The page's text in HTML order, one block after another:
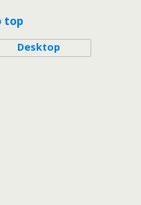
top
Desktop